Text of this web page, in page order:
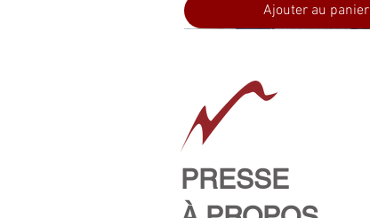
Ajouter au panier
PRESSE